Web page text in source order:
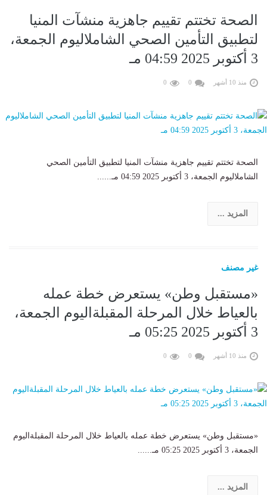
الصحة تختتم تقييم جاهزية منشآت المنيا
لتطبيق التأمين الصحي الشاملاليوم الجمعة،
3 أكتوبر 2025 04:59 مـ
منذ 10 أشهر 0
0
الصحة تختتم تقييم جاهزية منشآت المنيا لتطبيق التأمين الصحي
الشاملاليوم الجمعة، 3 أكتوبر 2025 04:59 مـ......
المزيد ...
غير مصنف
«مستقبل وطن» يستعرض خطة عمله
بالعياط خلال المرحلة المقبلةاليوم الجمعة،
3 أكتوبر 2025 05:25 مـ
منذ 10 أشهر 0
0
«مستقبل وطن» يستعرض خطة عمله بالعياط خلال المرحلة المقبلةاليوم
الجمعة، 3 أكتوبر 2025 05:25 مـ......
المزيد ...